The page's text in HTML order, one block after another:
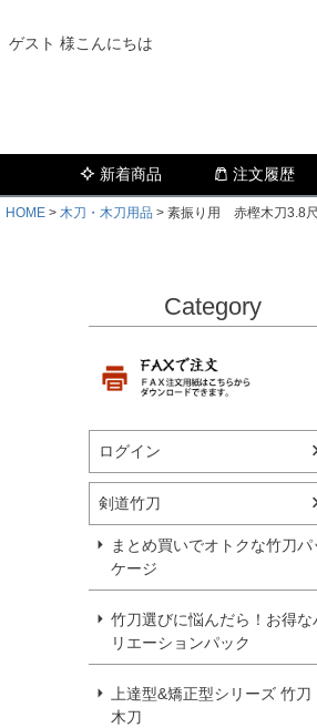
ゲスト 様こんにちは
新着商品 注文履歴
HOME 木刀・木刀用品 素振り用 赤樫木刀3.8尺
Category
ログイン
剣道竹刀
まとめ買いでオトクな竹刀パ
ケージ
竹刀選びに悩んだら！お得な
リエーションパック
上達型&矯正型シリーズ 竹刀
木刀